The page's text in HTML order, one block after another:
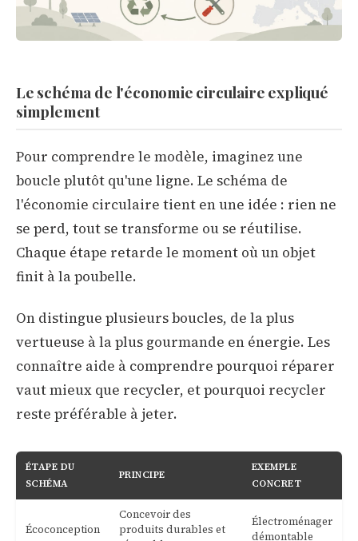
Le schéma de l'économie circulaire expliqué
simplement
Pour comprendre le modèle, imaginez une
boucle plutôt qu'une ligne. Le schéma de
l'économie circulaire tient en une idée : rien ne
se perd, tout se transforme ou se réutilise.
Chaque étape retarde le moment où un objet
finit à la poubelle.
On distingue plusieurs boucles, de la plus
vertueuse à la plus gourmande en énergie. Les
connaître aide à comprendre pourquoi réparer
vaut mieux que recycler, et pourquoi recycler
reste préférable à jeter.
ÉTAPE DU
SCHÉMA
PRINCIPE
EXEMPLE
CONCRET
Écoconception
Concevoir des
produits durables et
Électroménager
démontable